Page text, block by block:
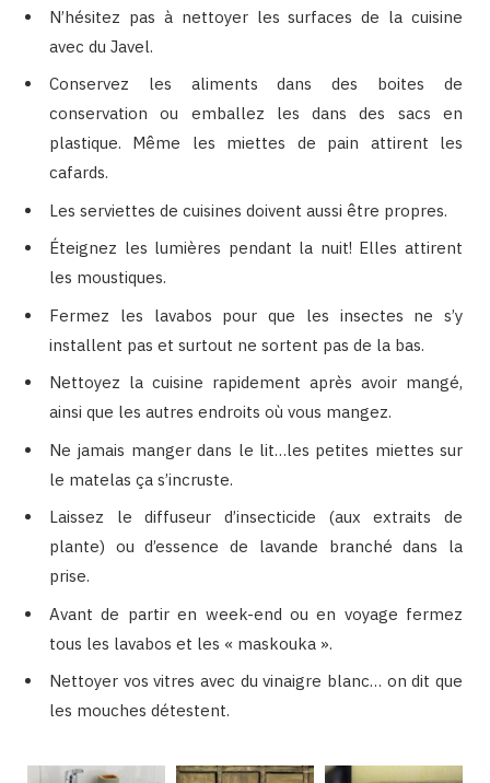
N’hésitez pas à nettoyer les surfaces de la cuisine
avec du Javel.
Conservez les aliments dans des boites de
conservation ou emballez les dans des sacs en
plastique. Même les miettes de pain attirent les
cafards.
Les serviettes de cuisines doivent aussi être propres.
Éteignez les lumières pendant la nuit! Elles attirent
les moustiques.
Fermez les lavabos pour que les insectes ne s’y
installent pas et surtout ne sortent pas de la bas.
Nettoyez la cuisine rapidement après avoir mangé,
ainsi que les autres endroits où vous mangez.
Ne jamais manger dans le lit…les petites miettes sur
le matelas ça s’incruste.
Laissez le diffuseur d’insecticide (aux extraits de
plante) ou d’essence de lavande branché dans la
prise.
Avant de partir en week-end ou en voyage fermez
tous les lavabos et les « maskouka ».
Nettoyer vos vitres avec du vinaigre blanc… on dit que
les mouches détestent.